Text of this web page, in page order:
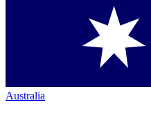
Australia